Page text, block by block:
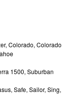
Colorado, Colorado
1500, Suburban
Safe, Sailor, Sing,